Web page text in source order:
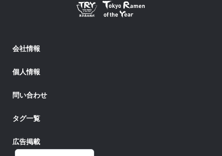
会社情報
個人情報
問い合わせ
タグ一覧
広告掲載